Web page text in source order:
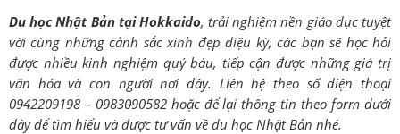
Du học Nhật Bản tại Hokkaido, trải nghiệm nền giáo dục tuyệt
vời cùng những cảnh sắc xinh đẹp diệu kỳ, các bạn sẽ học hỏi
được nhiều kinh nghiệm quý báu, tiếp cận được những giá trị
văn hóa và con người nơi đây. Liên hệ theo số điện thoại
0942209198 – 0983090582 hoặc để lại thông tin theo form dưới
đây để tìm hiểu và được tư vấn về du học Nhật Bản nhé.